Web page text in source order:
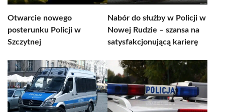
Otwarcie nowego
posterunku Policji w
Szczytnej
Nabór do służby w Policji w
Nowej Rudzie – szansa na
satysfakcjonującą karierę